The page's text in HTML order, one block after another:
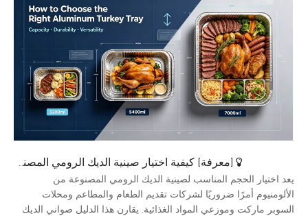
[معرفة] كيفية اختيار صينية الديك الرومي المصنوعة من الألومنيوم المناسبة: دليل الحجم الكامل
يعد اختيار الحجم المناسب لصينية الديك الرومي المصنوعة من
الألومنيوم أمرًا ضروريًا لشركات تقديم الطعام والمطاعم ومحلات
السوبر ماركت وموزعي المواد الغذائية. يقارن هذا الدليل صواني الديك